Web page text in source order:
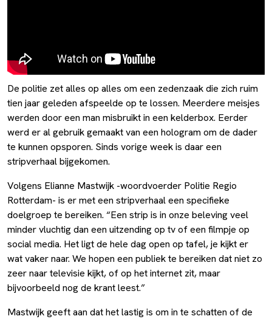
De politie zet alles op alles om een zedenzaak die zich ruim
tien jaar geleden afspeelde op te lossen. Meerdere meisjes
werden door een man misbruikt in een kelderbox. Eerder
werd er al gebruik gemaakt van een hologram om de dader
te kunnen opsporen. Sinds vorige week is daar een
stripverhaal bijgekomen.
Volgens Elianne Mastwijk -woordvoerder Politie Regio
Rotterdam- is er met een stripverhaal een specifieke
doelgroep te bereiken. “Een strip is in onze beleving veel
minder vluchtig dan een uitzending op tv of een filmpje op
social media. Het ligt de hele dag open op tafel, je kijkt er
wat vaker naar. We hopen een publiek te bereiken dat niet zo
zeer naar televisie kijkt, of op het internet zit, maar
bijvoorbeeld nog de krant leest.”
Mastwijk geeft aan dat het lastig is om in te schatten of de